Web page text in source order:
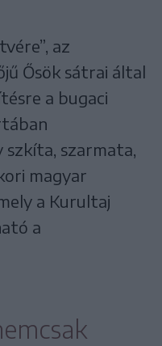
az
Ősök sátrai által
a bugaci
szarmata,
magyar
a Kurultaj
a